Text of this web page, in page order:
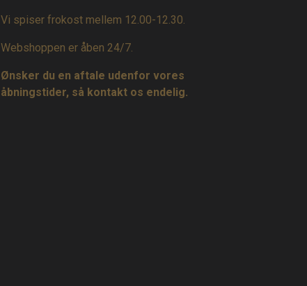
Vi spiser frokost mellem 12.00-12.30.
Webshoppen er åben 24/7.
Ønsker du en aftale udenfor vores
åbningstider, så kontakt os endelig.